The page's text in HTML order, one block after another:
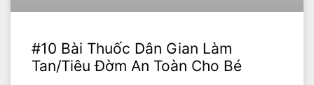
#10 Bài Thuốc Dân Gian Làm
Tan/Tiêu Đờm An Toàn Cho Bé